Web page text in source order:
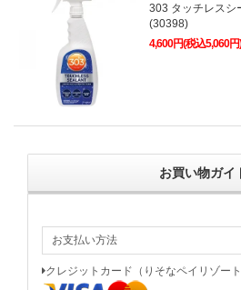
303 タッチレスシ
(30398)
4,600円(税込5,060円
お買い物ガイ
お支払い方法
クレジットカード（りそなペイリゾート